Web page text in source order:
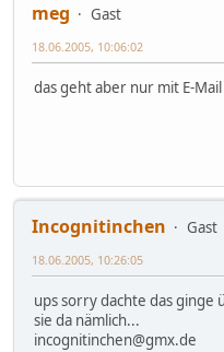
meg
Gast
18.06.2005, 10:06:02
das geht aber nur mit E-
Incognitinchen
Gast
18.06.2005, 10:26:05
ups sorry dachte das ginge
sie da nämlich...
incognitinchen@gmx.de